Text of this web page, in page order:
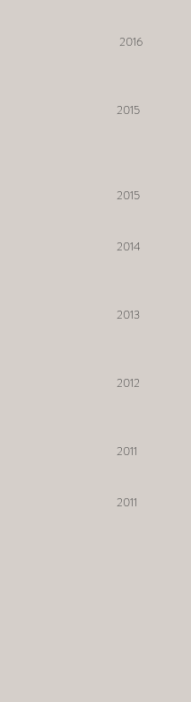
2016
2015
2015
2014
2013
2012
2011
2011